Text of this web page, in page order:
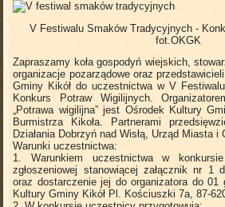
V Festiwalu Smaków Tradycyjnych -
fot.OKGK
Zapraszamy koła gospodyń wiejskich,
organizacje pozarządowe oraz
Gminy Kikół do uczestnictwa w V
Konkurs Potraw Wigilijnych.
„Potrawa wigilijna” jest Ośrodek Kultury
Burmistrza Kikoła. Partnerami
Działania Dobrzyń nad Wisłą, Urząd Miasta i
Warunki uczestnictwa:
1. Warunkiem uczestnictwa w
zgłoszeniowej stanowiącej załącznik nr 1
oraz dostarczenie jej do organizatora do 01
Kultury Gminy Kikół Pl. Kościuszki 7a, 87-